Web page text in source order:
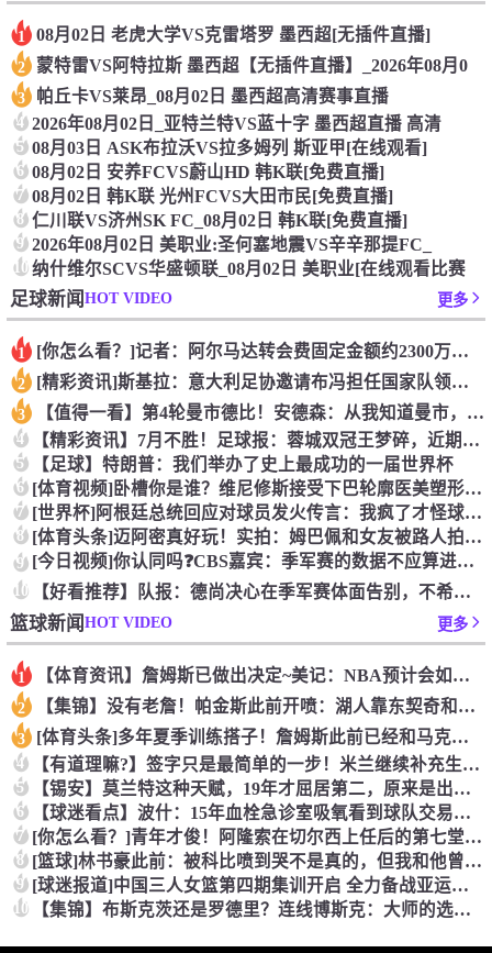
1 08月02日 老虎大学VS克雷塔罗 墨西超[无插件直播]
2 蒙特雷VS阿特拉斯 墨西超【无插件直播】_2026年08月0
3 帕丘卡VS莱昂_08月02日 墨西超高清赛事直播
4 2026年08月02日_亚特兰特VS蓝十字 墨西超直播 高清
5 08月03日 ASK布拉沃VS拉多姆列 斯亚甲[在线观看]
6 08月02日 安养FCVS蔚山HD 韩K联[免费直播]
7 08月02日 韩K联 光州FCVS大田市民[免费直播]
8 仁川联VS济州SK FC_08月02日 韩K联[免费直播]
9 2026年08月02日 美职业:圣何塞地震VS辛辛那提FC_
10纳什维尔SCVS华盛顿联_08月02日 美职业[在线观看比赛
足球新闻HOT VIDEO 更多
1 [你怎么看？]记者：阿尔马达转会费固定金额约2300万欧，外
2 [精彩资讯]斯基拉：意大利足协邀请布冯担任国家队领队，但遭到
3 【值得一看】第4轮曼市德比！安德森：从我知道曼市，曼城就是这
4 【精彩资讯】7月不胜！足球报：蓉城双冠王梦碎，近期成绩下滑要
5 【足球】特朗普：我们举办了史上最成功的一届世界杯
6 [体育视频]卧槽你是谁？维尼修斯接受下巴轮廓医美塑形，突然变
7 [世界杯]阿根廷总统回应对球员发火传言：我疯了才怪球员？全是
8 [体育头条]迈阿密真好玩！实拍：姆巴佩和女友被路人拍到在夜店
9 [今日视频]你认同吗❓️CBS嘉宾：季军赛的数据不应算进去，
10 【好看推荐】队报：德尚决心在季军赛体面告别，不希望以两连败收
篮球新闻HOT VIDEO 更多
1 【体育资讯】詹姆斯已做出决定~美记：NBA预计会如期公布新赛
2 【集锦】没有老詹！帕金斯此前开喷：湖人靠东契奇和里夫斯没人会
3 [体育头条]多年夏季训练搭子！詹姆斯此前已经和马克西一同训练
4 【有道理嘛?】签字只是最简单的一步！米兰继续补充生力军！
5 【锡安】莫兰特这种天赋，19年才屈居第二，原来是出了锡安这个
6 【球迷看点】波什：15年血栓急诊室吸氧看到球队交易，我仍想复
7 [你怎么看？]青年才俊！阿隆索在切尔西上任后的第七堂训练课！
8 [篮球]林书豪此前：被科比喷到哭不是真的，但我和他曾五个月没
9 [球迷报道]中国三人女篮第四期集训开启 全力备战亚运会&奥运
10 【集锦】布斯克茨还是罗德里？连线博斯克：大师的选择会是谁？